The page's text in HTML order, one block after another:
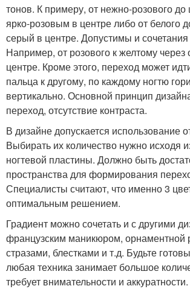
тонов. К примеру, от нежно-розового до
ярко-розовым в центре либо от белого
серый в центре. Допустимы и
Например, от розового к желтому
центре. Кроме этого, переход может
пальца к другому, по каждому ногтю
вертикально. Основной принцип
переход, отсутствие контраста.
В дизайне допускается использование
Выбирать их количество нужно исходя
ногтевой пластины. Должно быть
пространства для формирования
Специалисты считают, что именно 3
оптимальным решением.
Градиент можно сочетать и с другими
французским маникюром, орнаментной
стразами, блестками и т.д. Будьте
любая техника занимает большое
требует внимательности и аккуратности.